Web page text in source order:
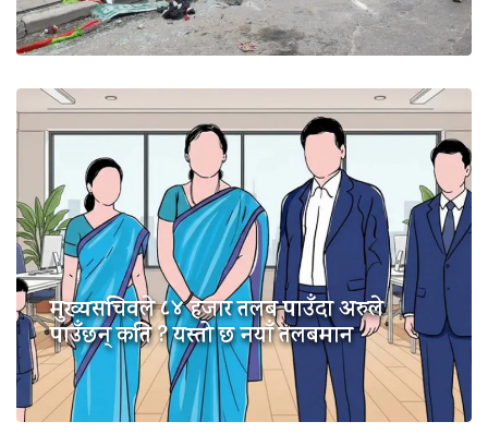
मुख्यसचिवले ८४ हजार तलब पाउँदा अरुले
पाउँछन् कति ? यस्तो छ नयाँ तलबमान